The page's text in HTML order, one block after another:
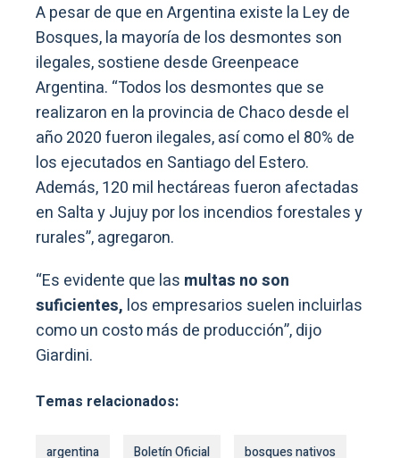
A pesar de que en Argentina existe la Ley de
Bosques, la mayoría de los desmontes son
ilegales, sostiene desde Greenpeace
Argentina. “Todos los desmontes que se
realizaron en la provincia de Chaco desde el
año 2020 fueron ilegales, así como el 80% de
los ejecutados en Santiago del Estero.
Además, 120 mil hectáreas fueron afectadas
en Salta y Jujuy por los incendios forestales y
rurales”, agregaron.
“Es evidente que las multas no son
suficientes, los empresarios suelen incluirlas
como un costo más de producción”, dijo
Giardini.
Temas relacionados:
argentina Boletín Oficial bosques nativos